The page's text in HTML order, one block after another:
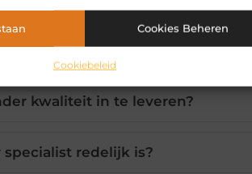
Cookies Beheren
Cookiebeleid
in Zaanstad hebben?
kwaliteit in te leveren?
redelijk is?